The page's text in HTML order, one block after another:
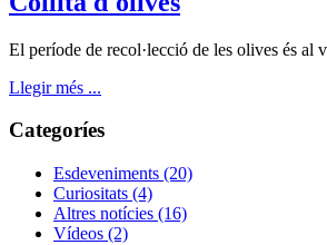
El període de recol·lecció de les olives és al
Llegir més ...
Categoríes
Esdeveniments (20)
Curiositats (4)
Altres notícies (16)
Vídeos (2)